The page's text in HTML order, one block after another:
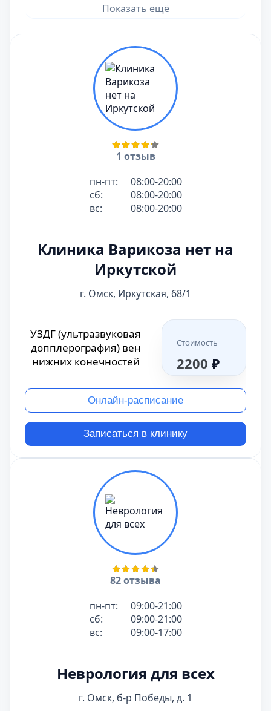
артерий нижних конечностей
артерий верхних конечностей
допплерография сосудов почек
допплерография сосудов полового члена
допплерография сосудов мошонки
допплерография сосудов матки
допплерография маточно-плацентарного
допплерография сосудов плода
допплерография сосудов органов малого таза
допплерография сосудов печени
допплерография сердца
допплерография сосудов щитовидной железы
сосудов селезенки
сосудов поджелудочной железы
нейросонография с допплерографией
БЦА (брахиоцефальных артерий)
МАГ (магистральных сосудов)
Показать ещё
1 отзыв
пн-пт:
08:00-20:00
сб:
08:00-20:00
вс:
08:00-20:00
Клиника Варикоза нет на
Иркутской
г. Омск, Иркутская, 68/1
УЗДГ (ультразвуковая
допплерография) вен
нижних конечностей
Стоимость
2200 ₽
Онлайн-расписание
Записаться в клинику
82 отзыва
пн-пт:
09:00-21:00
сб:
09:00-21:00
вс:
09:00-17:00
Неврология для всех
г. Омск, б-р Победы, д. 1